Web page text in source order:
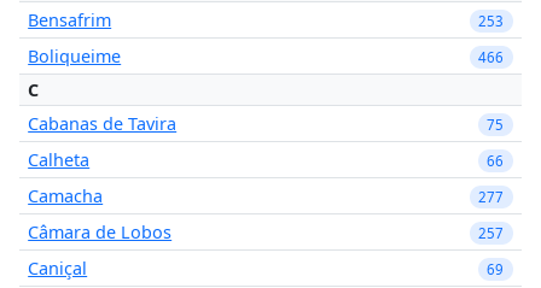
Bensafrim
253
Boliqueime 466
C
Cabanas de Tavira
75
Calheta 66
Camacha 277
Câmara de Lobos 257
Caniçal 69